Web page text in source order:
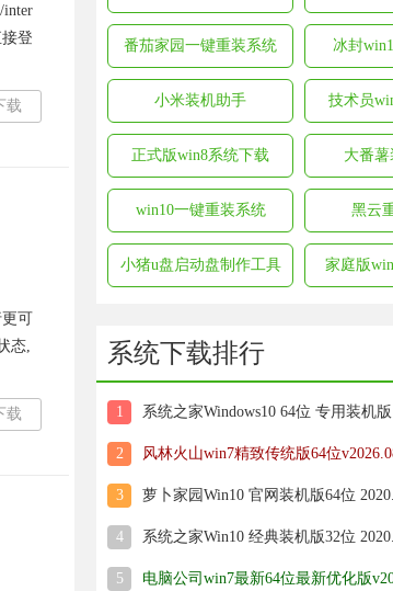
inter
登
载
可
态,
载
番茄家园一键重装系统 冰封
小米装机助手 技术员
正式版win8系统下载 大番
win10一键重装系统 黑云
小猪u盘启动盘制作工具 家庭版
系统下载排行
1 系统之家Windows10 64位 专用装机
2 风林火山win7精致传统版64位
3 萝卜家园Win10 官网装机版64位
4 系统之家Win10 经典装机版32位
5 电脑公司win7最新64位最新优化版